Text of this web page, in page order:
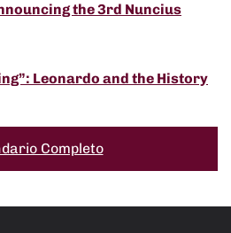
the 3rd Nuncius
Leonardo and the History
Completo